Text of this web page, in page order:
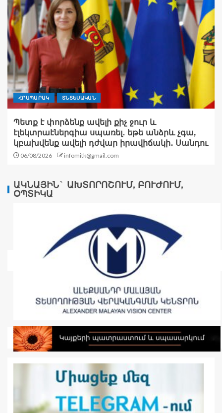
ՀՐԱՊԱՐԱԿ ՏՆՏԵՍԱԿԱՆ
Պետք է փորձենք ավելի քիչ ջուր և
էլեկտրաէներգիա սպառել․ եթե անձրև չգա,
կբախվենք ավելի դժվար իրավիճակի․ Սանդու
06/08/2026 infomitk@gmail.com
ԱԿՆԱՅԻՆ` ԱԽՏՈՐՈՇՈՒՄ, ԲՈՒԺՈՒՄ,
ՕՊՏԻԿԱ